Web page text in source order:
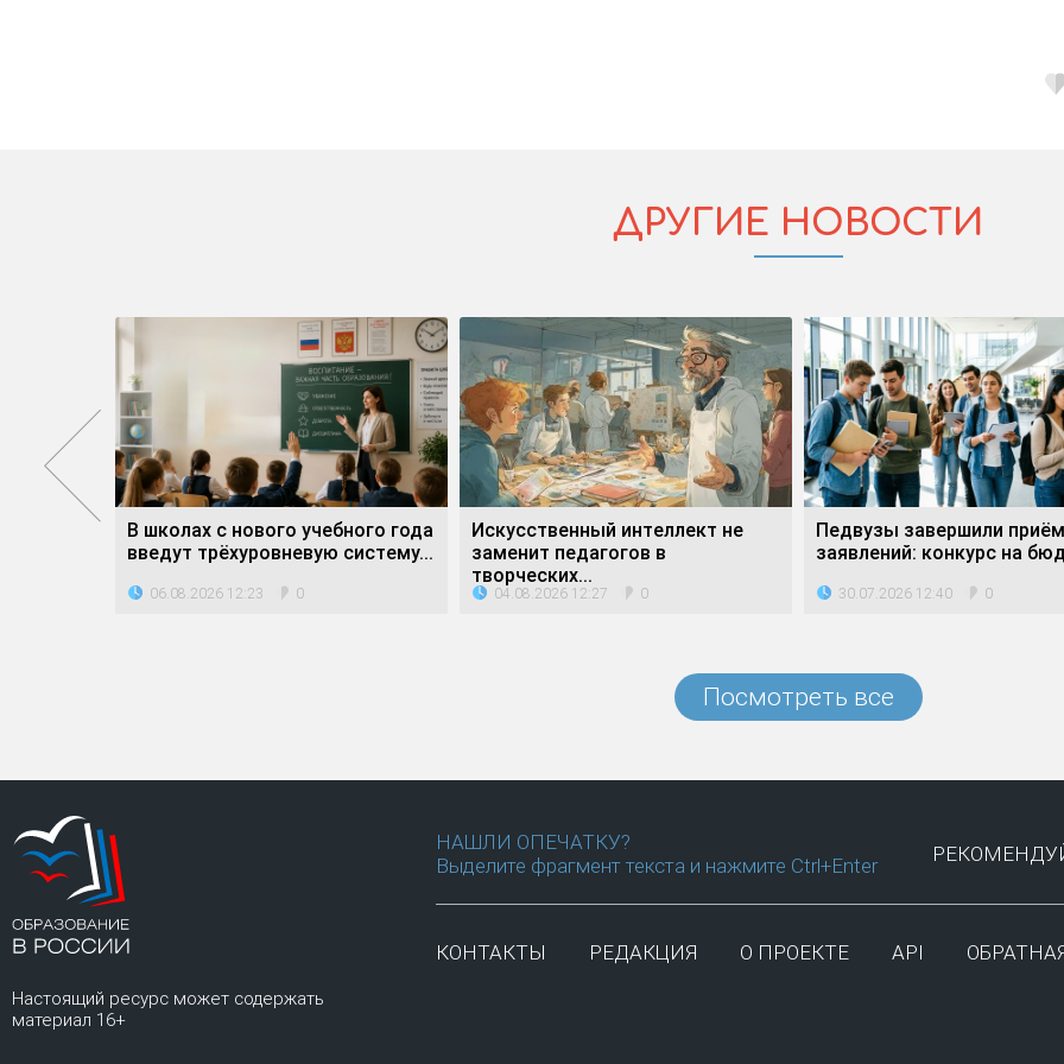
ДРУГИЕ НОВОСТИ
В школах с нового учебного года
введут трёхуровневую систему...
06.08.2026 12:23 0
Искусственный интеллект не
заменит педагогов в
творческих...
04.08.2026 12:27 0
Педвузы завершили приём
заявлений: конкурс на
30.07.2026 12:40 0
Посмотреть все
Настоящий ресурс может содержать
материал 16+
НАШЛИ ОПЕЧАТКУ?
Выделите фрагмент текста и нажмите Ctrl+Enter
КОНТАКТЫ РЕДАКЦИЯ О ПРОЕКТЕ API